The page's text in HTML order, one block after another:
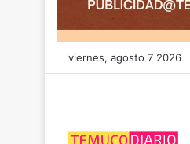
viernes, agosto 7 2026